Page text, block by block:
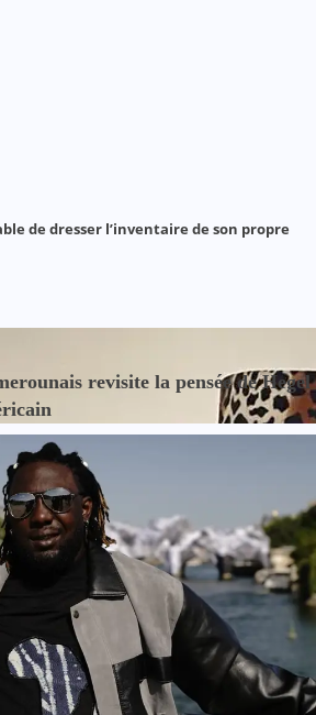
de dresser l’inventaire de son propre
revisite la pensée de Hegel